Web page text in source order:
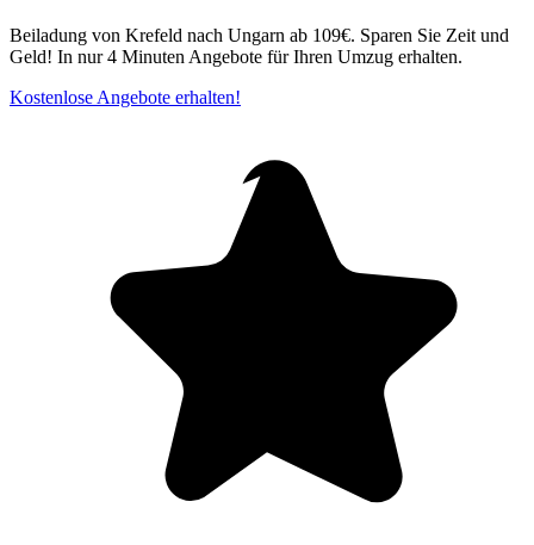
Beiladung von Krefeld nach Ungarn ab 109€. Sparen Sie Zeit und
Geld! In nur 4 Minuten Angebote für Ihren Umzug erhalten.
Kostenlose Angebote erhalten!